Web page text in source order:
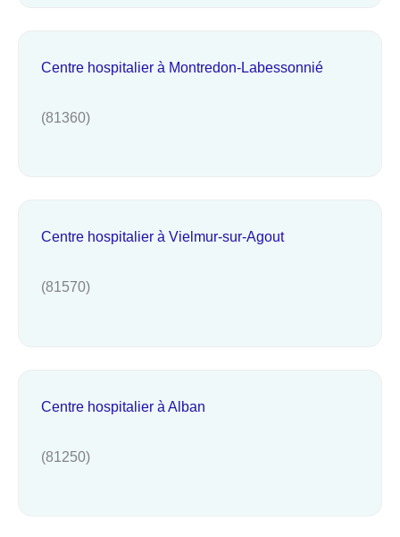
Centre hospitalier à Montredon-Labessonnié
(81360)
Centre hospitalier à Vielmur-sur-Agout
(81570)
Centre hospitalier à Alban
(81250)